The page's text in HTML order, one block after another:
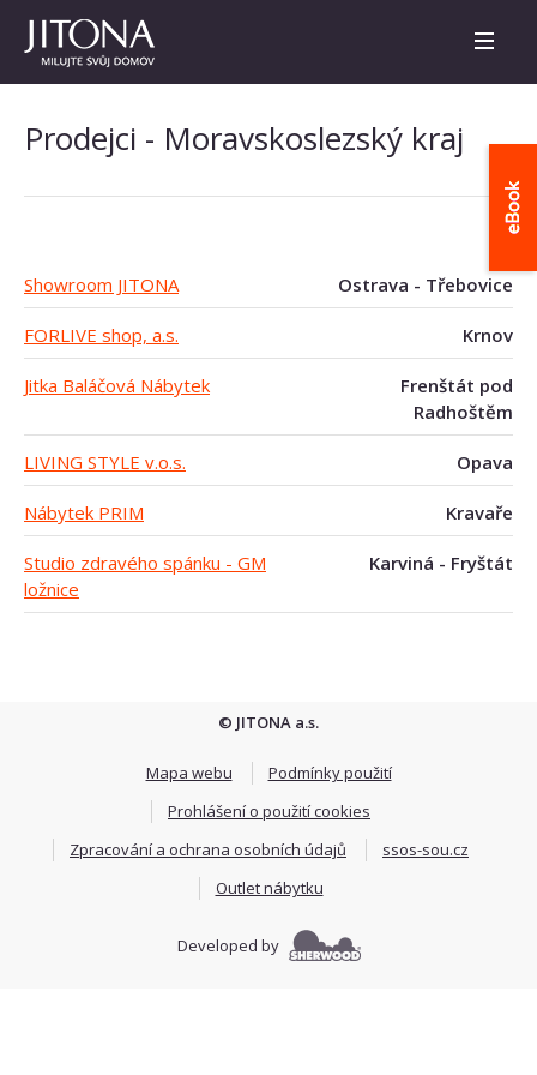
Prodejci - Moravskoslezský kraj
Showroom JITONA Ostrava - Třebovice
FORLIVE shop, a.s. Krnov
Jitka Baláčová Nábytek
Frenštát pod
Radhoštěm
LIVING STYLE v.o.s. Opava
Nábytek PRIM Kravaře
Studio zdravého spánku - GM
ložnice
Karviná - Fryštát
© JITONA a.s.
Mapa webu
Podmínky použití
Prohlášení o použití cookies
Zpracování a ochrana osobních údajů
ssos-sou.cz
Outlet nábytku
Developed by